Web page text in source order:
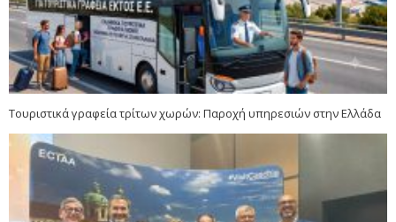
Τουριστικά γραφεία τρίτων χωρών: Παροχή υπηρεσιών στην Ελλάδα